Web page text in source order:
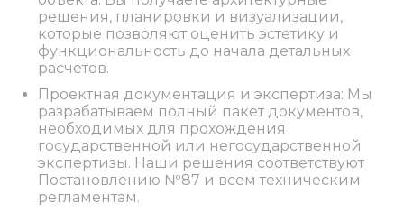
решения, планировки и визуализации,
которые позволяют оценить эстетику и
функциональность до начала детальных
расчетов.
Проектная документация и экспертиза: Мы
разрабатываем полный пакет документов,
необходимых для прохождения
государственной или негосударственной
экспертизы. Наши решения соответствуют
Постановлению №87 и всем техническим
регламентам.